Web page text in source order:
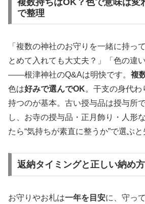
で整理
「複数の神社のお守りを一緒に持っ
とめて入れても大丈夫？」「色の違
――根津神社のQ&Aは明快です。 複
色は好みで選んでOK。干支の身代わ
持つのが基本。古い授与品は授与所
し、お寺の授与品・正月飾り・人形
たら“気持ちが素直に整うか”で選ぶと
返納タイミングと正しい納め方
お守りやお札は一年を目安に、守っ